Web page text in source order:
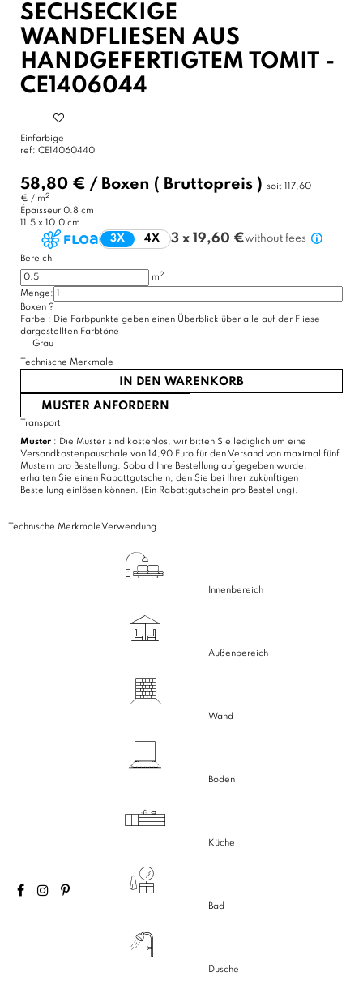
SECHSECKIGE
WANDFLIESEN AUS
HANDGEFERTIGTEM TOMIT -
CE1406044
Einfarbige
ref: CE14060440
58,80 € / Boxen ( Bruttopreis ) soit 117,60
€ / m2
Épaisseur 0.8 cm
11.5 x 10.0 cm
3X 4X 3 x 19,60 €without fees
Bereich
m2
Menge:
Boxen ?
Farbe : Die Farbpunkte geben einen Überblick über alle auf der Fliese
dargestellten Farbtöne
Grau
Technische Merkmale
IN DEN WARENKORB
MUSTER ANFORDERN
Transport
Muster : Die Muster sind kostenlos, wir bitten Sie lediglich um eine
Versandkostenpauschale von 14,90 Euro für den Versand von maximal fünf
Mustern pro Bestellung. Sobald Ihre Bestellung aufgegeben wurde,
erhalten Sie einen Rabattgutschein, den Sie bei Ihrer zukünftigen
Bestellung einlösen können. (Ein Rabattgutschein pro Bestellung).
Technische MerkmaleVerwendung
Innenbereich
Außenbereich
Wand
Boden
Küche
Bad
Dusche